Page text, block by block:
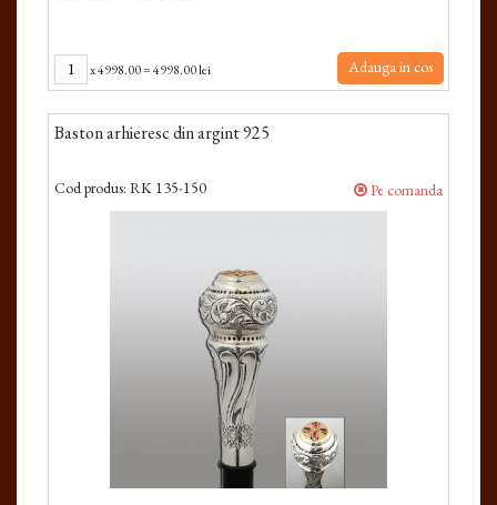
x4998.00=4998.00 lei Adauga in cos
Baston arhieresc din argint 925
Cod produs: RK 135-150 Pe comanda